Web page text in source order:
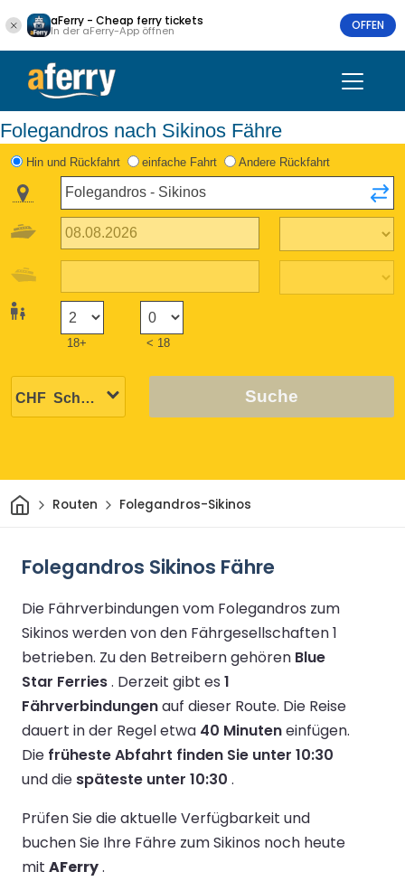
aFerry - Cheap ferry tickets
In der aFerry-App öffnen OFFEN
Folegandros nach Sikinos Fähre
Hin und Rückfahrt einfache Fahrt Andere Rückfahrt
18+ < 18
Suche
HeimRouten Folegandros-Sikinos
Folegandros Sikinos Fähre
Die Fährverbindungen vom Folegandros zum
Sikinos werden von den Fährgesellschaften 1
betrieben. Zu den Betreibern gehören Blue
Star Ferries. Derzeit gibt es 1
Fährverbindungenauf dieser Route. Die Reise
dauert in der Regel etwa 40 Minuteneinfügen.
Die früheste Abfahrt finden Sie unter 10:30
und die späteste unter 10:30 .
Prüfen Sie die aktuelle Verfügbarkeit und
buchen Sie Ihre Fähre zum Sikinos noch heute
mit AFerry.